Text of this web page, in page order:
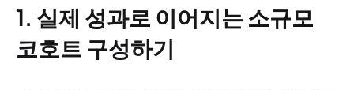
1. 실제 성과로 이어지는 소규모
코호트 구성하기